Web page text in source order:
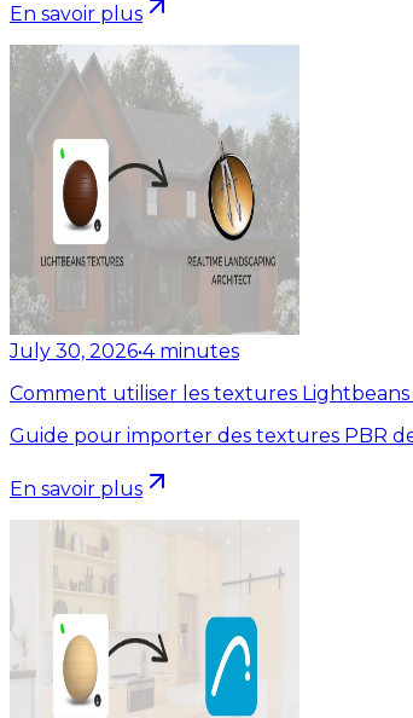
En savoir plus
July 30, 2026•4 minutes
Comment utiliser les textures
Guide pour importer des textures PBR
En savoir plus